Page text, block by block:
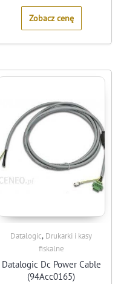
5
Zobacz cenę
Datalogic, Drukarki i kasy
fiskalne
Datalogic Dc Power Cable
(94Acc0165)